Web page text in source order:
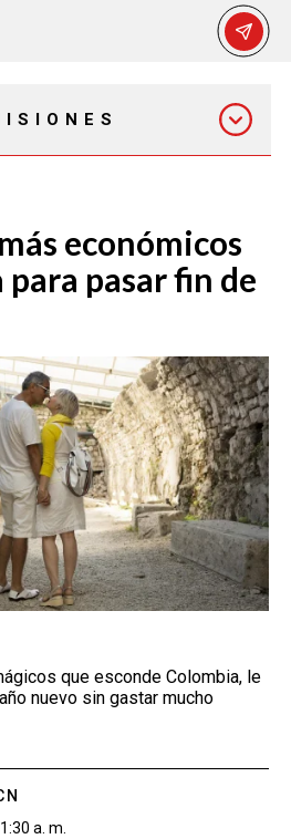
EMISIÓN 7:00 PMeconómicos
pasar fin de
que esconde Colombia, le
nuevo sin gastar mucho
a. m.